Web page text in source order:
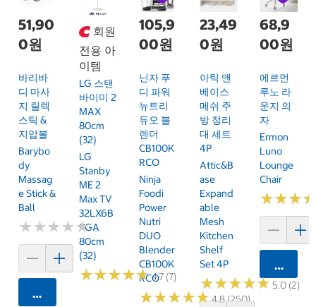
51,90
0원
바리바
디 마사
지 릴렉
스틱 &
지압볼
Barybo
Dy
Massag
E Stick &
Ball
★★★★★
★★★★★
카트에 담기
회원
전용 아
이템
LG 스탠
바이미 2
MAX
80cm
(32)
LG
Stanby
ME 2
Max TV
32LX6B
KGA
80cm
(32)
★★★★★
★★★★★4.7 (7)
105,9
00원
닌자 푸
디 파워
뉴트리
듀오 블
렌더
CB100K
RCO
Ninja
Foodi
Power
Nutri
DUO
Blender
CB100K
RCO
★★★★★
★★★★★4.8 (250)
23,49
0원
아틱 앤
베이스
메쉬 주
방 정리
대 세트
4P
Attic&B
Ase
Expand
Able
Mesh
Kitchen
Shelf
Set 4P
★★★★★
★★★★★5.0 (2)
68,9
00원
에르먼
루노 라
운지 의
자
Ermon
Luno
Lounge
Chair
★★★
★★★
카트에